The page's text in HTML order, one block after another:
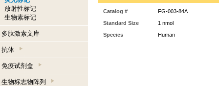
放射性标记
生物素标记
多肽激素文库
抗体
免疫试剂盒
生物标志物阵列
Catalog #
FG-003-84A
Standard Size
1 nmol
Species
Human